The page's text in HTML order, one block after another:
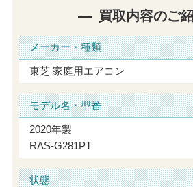
買取内容のご
メーカー・種類
東芝 家庭用エアコン
モデル名・型番
2020年製
RAS-G281PT
状態